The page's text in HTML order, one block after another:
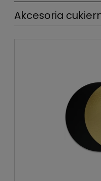
Akcesoria